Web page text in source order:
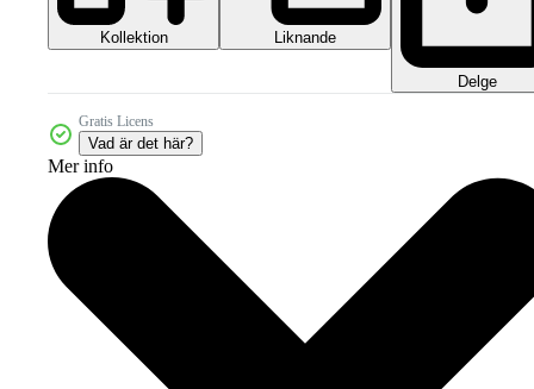
Kollektion Liknande
Delge
Gratis Licens
Vad är det här?
Mer info